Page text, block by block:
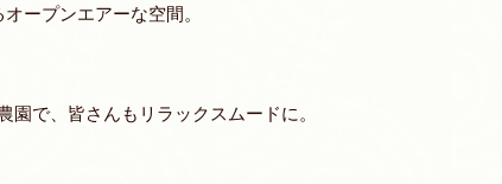
ープンエアーな空間。
で、皆さんもリラックスムードに。